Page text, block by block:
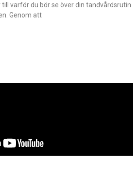
varför du bör se över din tandvårdsrutin
Genom att